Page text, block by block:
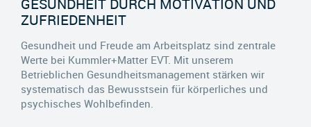
ZUFRIEDENHEIT
Gesundheit und Freude am Arbeitsplatz sind zentrale
Werte bei Kummler+Matter EVT. Mit unserem
Betrieblichen Gesundheitsmanagement stärken wir
systematisch das Bewusstsein für körperliches und
psychisches Wohlbefinden.